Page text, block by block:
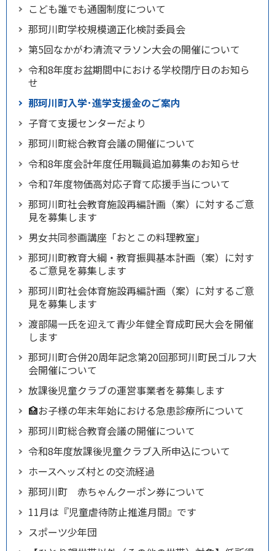
こども誰でも通園制度について
那珂川町学校規模適正化検討委員会
第5回なかがわ清流マラソン大会の開催について
令和8年度お盆期間中における学校閉庁日のお知ら
せ
那珂川町入学･進学支援金のご案内
子育て支援センターだより
那珂川町総合教育会議の開催について
令和8年度会計年度任用職員追加募集のお知らせ
令和7年度物価高対応子育て応援手当について
那珂川町社会教育施設再編計画（案）に対するご意
見を募集します
男女共同参画講座「おとこの料理教室」
那珂川町教育大綱・教育振興基本計画（案）に対す
るご意見を募集します
那珂川町社会体育施設再編計画（案）に対するご意
見を募集します
渡部陽一氏を迎えて青少年健全育成町民大会を開催
します
那珂川町合併20周年記念第20回那珂川町民ゴルフ大
会開催について
放課後児童クラブの運営事業者を募集します
🏥お子様の年末年始における急患診療所について
那珂川町総合教育会議の開催について
令和8年度放課後児童クラブ入所申込について
ホースヘッズ村との交流経過
那珂川町 赤ちゃんクーポン券について
11月は『児童虐待防止推進月間』です
スポーツ少年団